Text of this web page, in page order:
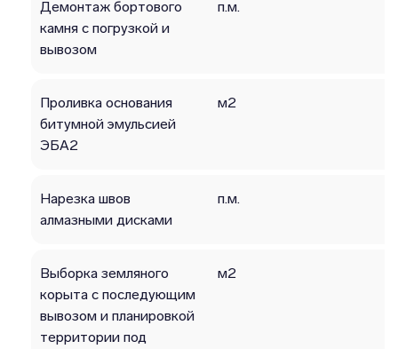
Демонтаж бортового
камня с погрузкой и
вывозом
п.м.
Проливка основания
битумной эмульсией
ЭБА2
м2
Нарезка швов
алмазными дисками
п.м.
Выборка земляного
корыта с последующим
вывозом и планировкой
территории под
м2